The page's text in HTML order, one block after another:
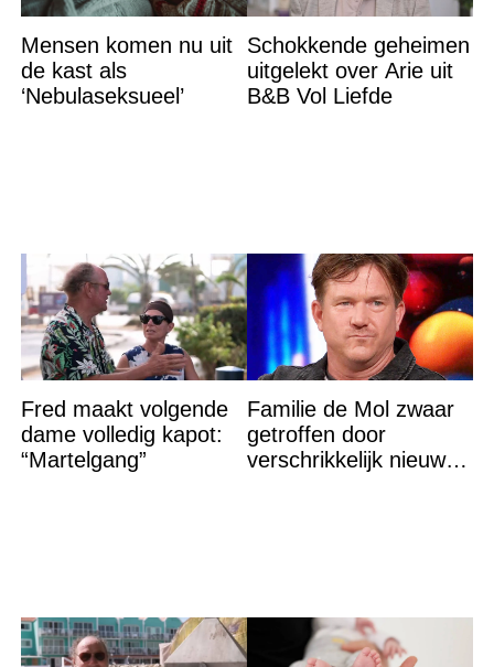
Mensen komen nu uit
de kast als
‘Nebulaseksueel’
Schokkende geheimen
uitgelekt over Arie uit
B&B Vol Liefde
Fred maakt volgende
dame volledig kapot:
“Martelgang”
Familie de Mol zwaar
getroffen door
verschrikkelijk nieuws: